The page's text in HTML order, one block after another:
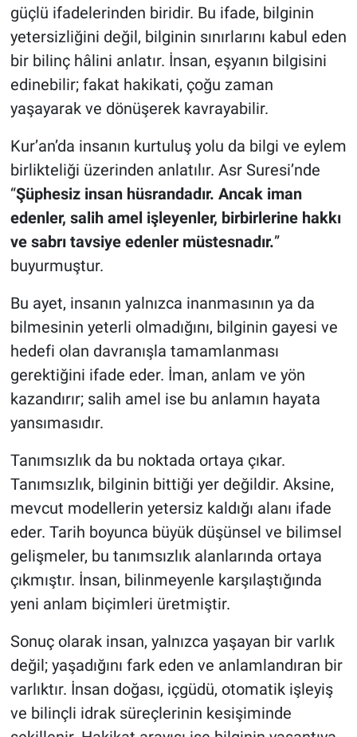
güçlü ifadelerinden biridir. Bu ifade, bilginin
yetersizliğini değil, bilginin sınırlarını kabul eden
bir bilinç hâlini anlatır. İnsan, eşyanın bilgisini
edinebilir; fakat hakikati, çoğu zaman
yaşayarak ve dönüşerek kavrayabilir.
Kur’an’da insanın kurtuluş yolu da bilgi ve eylem
birlikteliği üzerinden anlatılır. Asr Suresi’nde
“Şüphesiz insan hüsrandadır. Ancak iman
edenler, salih amel işleyenler, birbirlerine hakkı
ve sabrı tavsiye edenler müstesnadır.”
buyurmuştur.
Bu ayet, insanın yalnızca inanmasının ya da
bilmesinin yeterli olmadığını, bilginin gayesi ve
hedefi olan davranışla tamamlanması
gerektiğini ifade eder. İman, anlam ve yön
kazandırır; salih amel ise bu anlamın hayata
yansımasıdır.
Tanımsızlık da bu noktada ortaya çıkar.
Tanımsızlık, bilginin bittiği yer değildir. Aksine,
mevcut modellerin yetersiz kaldığı alanı ifade
eder. Tarih boyunca büyük düşünsel ve bilimsel
gelişmeler, bu tanımsızlık alanlarında ortaya
çıkmıştır. İnsan, bilinmeyenle karşılaştığında
yeni anlam biçimleri üretmiştir.
Sonuç olarak insan, yalnızca yaşayan bir varlık
değil; yaşadığını fark eden ve anlamlandıran bir
varlıktır. İnsan doğası, içgüdü, otomatik işleyiş
ve bilinçli idrak süreçlerinin kesişiminde